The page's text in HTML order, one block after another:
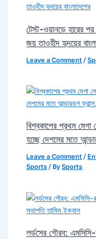
টেস্ট-ওয়ানডে হারের পর
জয় তাওহীদ হৃদয়ের
Leave a Comment /
বিশ্বকাপের প্রথম
হচ্ছে দেশমের মতে
Leave a Comment /
Sports / BySports
লর্ডসের গৌরব: এমসিসি-